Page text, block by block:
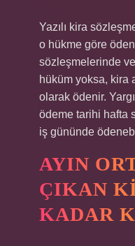
Yazılı kira
o hükme göre
sözleşmelerinde
hüküm yoksa, kira
olarak ödenir.
ödeme tarihi hafta
iş gününde
AYIN
ÇIKAN
KADAR